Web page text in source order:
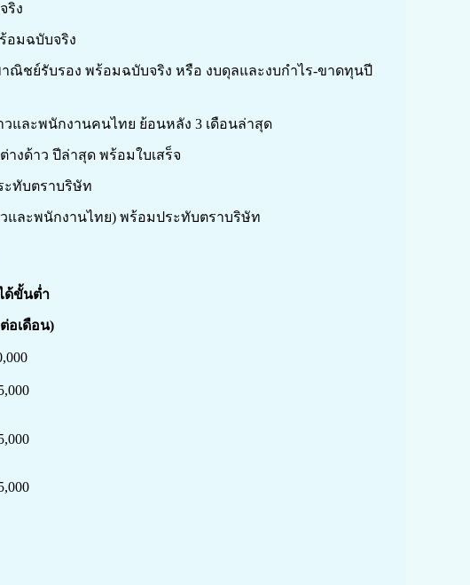
ริง
อมฉบับจริง
าณิชย์รับรอง พร้อมฉบับจริง หรือ งบดุลและงบกำไร-ขาดทุนปี
และพนักงานคนไทย ย้อนหลัง 3 เดือนล่าสุด
างด้าว ปีล่าสุด พร้อมใบเสร็จ
ะทับตราบริษัท
และพนักงานไทย) พร้อมประทับตราบริษัท
ด้ขั้นต่ำ
อเดือน)